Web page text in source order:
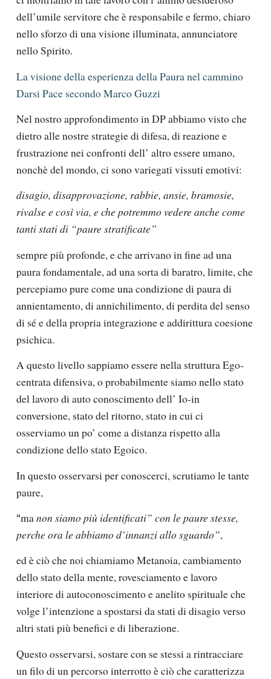
dell’umile servitore che è responsabile e fermo, chiaro
nello sforzo di una visione illuminata, annunciatore
nello Spirito.
La visione della esperienza della Paura nel cammino
Darsi Pace secondo Marco Guzzi
Nel nostro approfondimento in DP abbiamo visto che
dietro alle nostre strategie di difesa, di reazione e
frustrazione nei confronti dell’ altro essere umano,
nonchè del mondo, ci sono variegati vissuti emotivi:
disagio, disapprovazione, rabbie, ansie, bramosie,
rivalse e così via, e che potremmo vedere anche come
tanti stati di “paure stratificate”
sempre più profonde, e che arrivano in fine ad una
paura fondamentale, ad una sorta di baratro, limite, che
percepiamo pure come una condizione di paura di
annientamento, di annichilimento, di perdita del senso
di sé e della propria integrazione e addirittura coesione
psichica.
A questo livello sappiamo essere nella struttura Ego-
centrata difensiva, o probabilmente siamo nello stato
del lavoro di auto conoscimento dell’ Io-in
conversione, stato del ritorno, stato in cui ci
osserviamo un po’ come a distanza rispetto alla
condizione dello stato Egoico.
In questo osservarsi per conoscerci, scrutiamo le tante
paure,
“manon siamo più identificati” con le paure stesse,
perche ora le abbiamo d’innanzi allo sguardo”,
ed è ciò che noi chiamiamo Metanoia, cambiamento
dello stato della mente, rovesciamento e lavoro
interiore di autoconoscimento e anelito spirituale che
volge l’intenzione a spostarsi da stati di disagio verso
altri stati più benefici e di liberazione.
Questo osservarsi, sostare con se stessi a rintracciare
un filo di un percorso interrotto è ciò che caratterizza